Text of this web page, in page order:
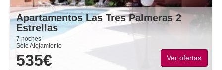
Apartamentos Las Tres Palmeras 2
Estrellas
7 noches
Sólo Alojamiento
535€ Ver ofertas